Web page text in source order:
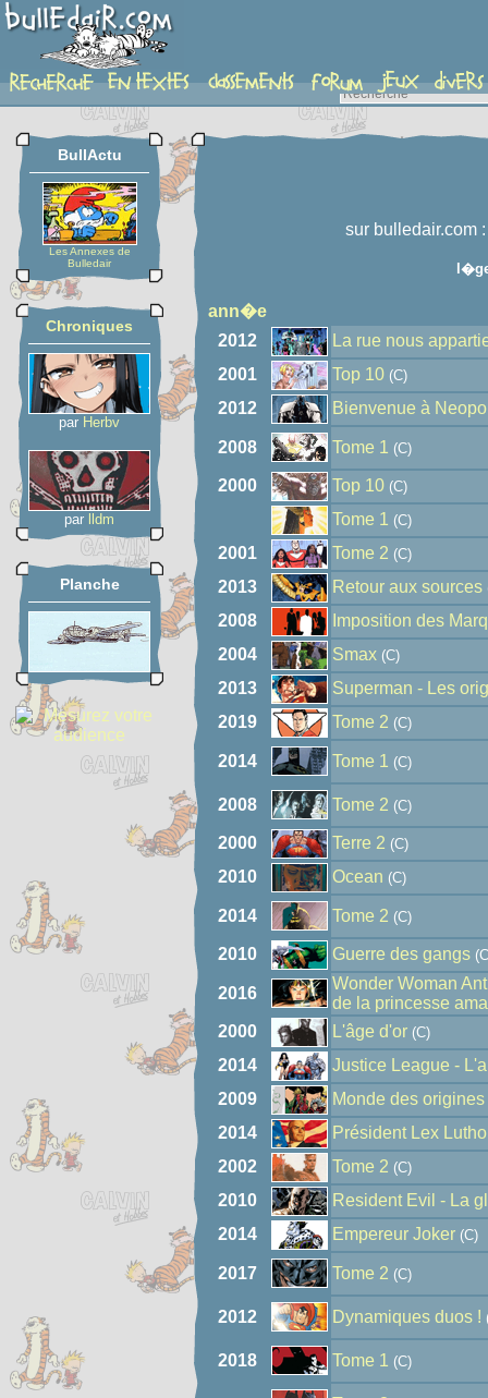
auteur
BullActu
Les Annexes de
Bulledair
Chroniques
par Herbv
par lldm
Planche
sur bulledair.com
ann�e
2012
La rue nous
2001
Top 10 (C)
2012 Bienvenue à
2008 Tome 1 (C)
2000 Top 10 (C)
Tome 1 (C)
2001 Tome 2 (C)
2013 Retour aux sources
2008
Imposition des
2004
Smax (C)
2013
Superman - Les
2019
Tome 2 (C)
2014 Tome 1 (C)
2008 Tome 2 (C)
2000 Terre 2 (C)
2010 Ocean (C)
2014 Tome 2 (C)
2010 Guerre des gangs
2016
Wonder Woman
de la princesse
2000
L'âge d'or (C)
2014
Justice League -
2009
Monde des origines
2014
Président Lex
2002
Tome 2 (C)
2010
Resident Evil - La
2014
Empereur Joker (C)
2017 Tome 2 (C)
2012 Dynamiques duos !
2018 Tome 1 (C)